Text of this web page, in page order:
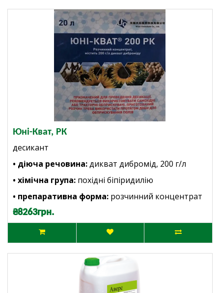
Юні-Кват, РК
десикант
• діюча речовина:дикват дибромід, 200 г/л
• хімічна група: похідні біпіридилію
• препаративна форма: розчинний концентрат
₴8263грн.